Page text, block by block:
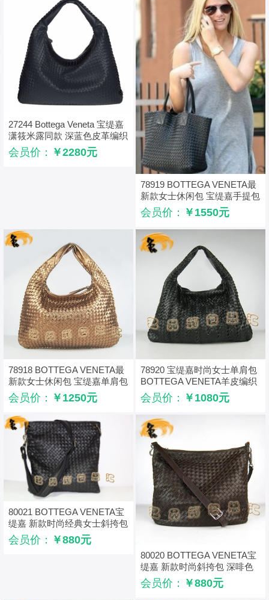
27244 Bottega Veneta 宝缇嘉
潇筱米露同款 深蓝色皮革编织
格女士手提单肩包
会员价： ￥2280元
78919 BOTTEGA VENETA最
新款女士休闲包 宝缇嘉手提包
BV女包 羊皮编织 黑色
会员价： ￥1550元
78918 BOTTEGA VENETA最
新款女士休闲包 宝缇嘉单肩包
BV女包 羊皮编织 金色
会员价： ￥1250元
78920 宝缇嘉时尚女士单肩包
BOTTEGA VENETA羊皮编织
女包 手提包
会员价： ￥1080元
80021 BOTTEGA VENETA宝
缇嘉 新款时尚经典女士斜挎包
羊皮编织女包
会员价： ￥880元
80020 BOTTEGA VENETA宝
缇嘉 新款时尚斜挎包 深啡色
编织女包
会员价： ￥880元